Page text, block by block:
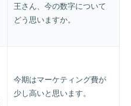
王さん、今の数字について
どう思いますか。
今期はマーケティング費が
少し高いと思います。